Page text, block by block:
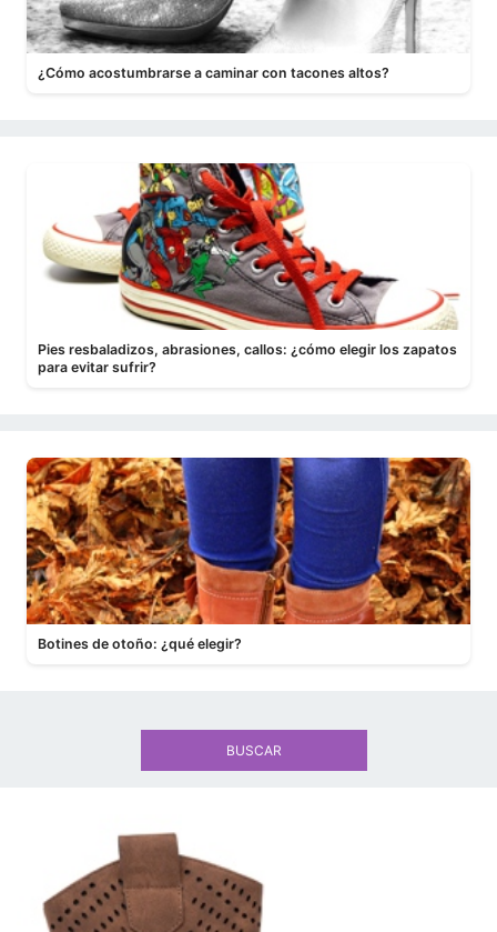
¿Cómo acostumbrarse a caminar con tacones altos?
Pies resbaladizos, abrasiones, callos: ¿cómo elegir los zapatos
para evitar sufrir?
Botines de otoño: ¿qué elegir?
BUSCAR